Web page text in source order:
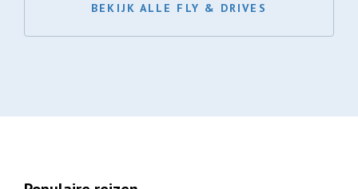
BEKIJK ALLE FLY & DRIVES